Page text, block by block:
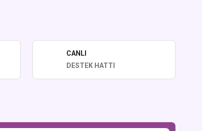
CANLI
DESTEK HATTI